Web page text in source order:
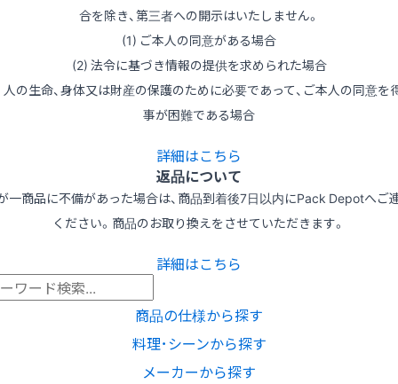
合を除き、第三者への開示はいたしません。
(1) ご本人の同意がある場合
(2) 法令に基づき情報の提供を求められた場合
の生命、身体又は財産の保護のために必要であって、ご本人の同意を
事が困難である場合
詳細はこちら
返品について
一商品に不備があった場合は、商品到着後7日以内にPack Depotへご
ください。商品のお取り換えをさせていただきます。
詳細はこちら
商品の仕様から探す
料理･シーンから探す
メーカーから探す